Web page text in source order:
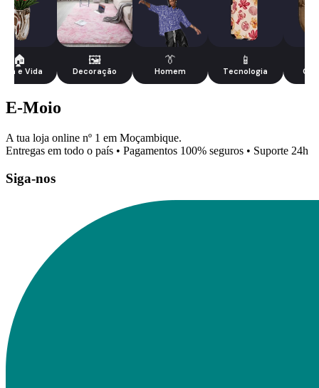
🏠
e Vida
🖼️
Decoração
👔
Homem
📱
Tecnologia
E-Moio
A tua loja online nº 1 em Moçambique.
Entregas em todo o país • Pagamentos 100% seguros • Suporte 24h
Siga-nos